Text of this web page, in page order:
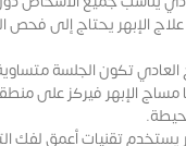
الإبهر يحتاج إلى فحص
تكون الجلسة
مساج الإبهر فيركز على
يستخدم تقنيات أعمق لفك